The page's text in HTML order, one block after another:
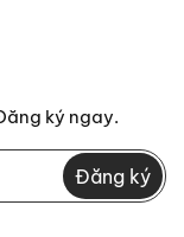
ký ngay.
Đăng ký